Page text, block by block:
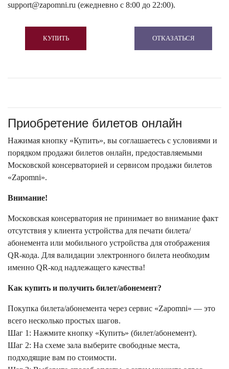
support@zapomni.ru (ежедневно с 8:00 до 22:00).
КУПИТЬ ОТКАЗАТЬСЯ
Приобретение билетов онлайн
Нажимая кнопку «Купить», вы соглашаетесь с условиями и
порядком продажи билетов онлайн, предоставляемыми
Московской консерваторией и сервисом продажи билетов
«Zapomni».
Внимание!
Московская консерватория не принимает во внимание факт
отсутствия у клиента устройства для печати билета/
абонемента или мобильного устройства для отображения
QR-кода. Для валидации электронного билета необходим
именно QR-код надлежащего качества!
Как купить и получить билет/абонемент?
Покупка билета/абонемента через сервис «Zapomni» — это
всего несколько простых шагов.
Шаг 1: Нажмите кнопку «Купить» (билет/абонемент).
Шаг 2: На схеме зала выберите свободные места,
подходящие вам по стоимости.